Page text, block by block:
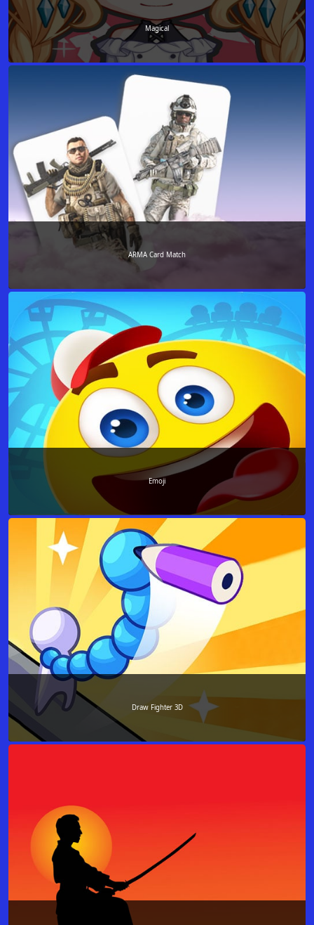
Magical
ARMA Card Match
Emoji
Draw Fighter 3D